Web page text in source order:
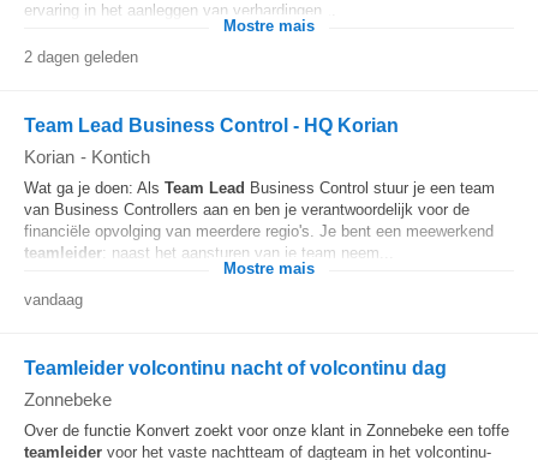
ervaring in het aanleggen van verhardingen...
Mostre mais
2 dagen geleden
Team Lead Business Control - HQ Korian
Korian - Kontich
Wat ga je doen: Als Team Lead Business Control stuur je een team
van Business Controllers aan en ben je verantwoordelijk voor de
financiële opvolging van meerdere regio's. Je bent een meewerkend
teamleider: naast het aansturen van je team neem...
Mostre mais
vandaag
Teamleider volcontinu nacht of volcontinu dag
Zonnebeke
Over de functie Konvert zoekt voor onze klant in Zonnebeke een toffe
teamleider voor het vaste nachtteam of dagteam in het volcontinu-